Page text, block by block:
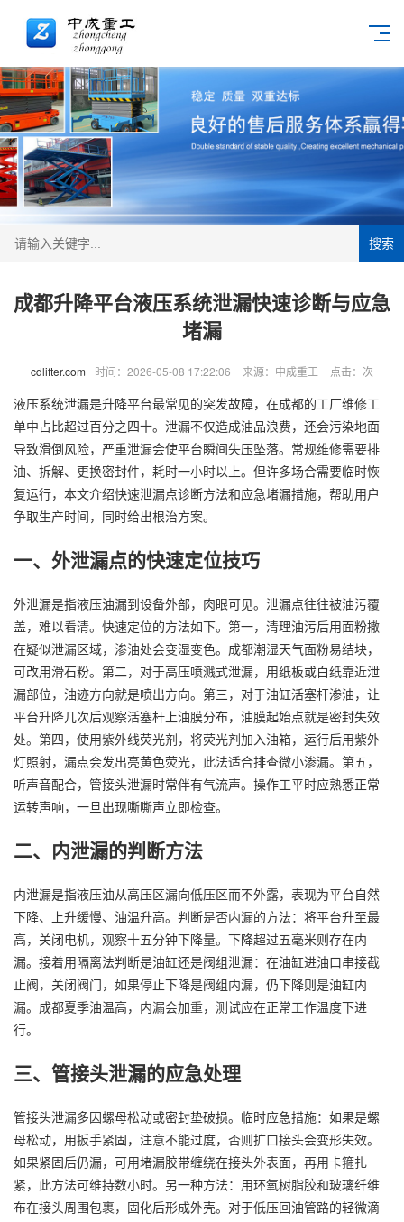
搜索
成都升降平台液压系统泄漏快速诊断与应急
堵漏
cdlifter.com 时间：2026-05-08 17:22:06 来源：中成重工 点击： 次
液压系统泄漏是升降平台最常见的突发故障，在成都的工厂维修工
单中占比超过百分之四十。泄漏不仅造成油品浪费，还会污染地面
导致滑倒风险，严重泄漏会使平台瞬间失压坠落。常规维修需要排
油、拆解、更换密封件，耗时一小时以上。但许多场合需要临时恢
复运行，本文介绍快速泄漏点诊断方法和应急堵漏措施，帮助用户
争取生产时间，同时给出根治方案。
一、外泄漏点的快速定位技巧
外泄漏是指液压油漏到设备外部，肉眼可见。泄漏点往往被油污覆
盖，难以看清。快速定位的方法如下。第一，清理油污后用面粉撒
在疑似泄漏区域，渗油处会变湿变色。成都潮湿天气面粉易结块，
可改用滑石粉。第二，对于高压喷溅式泄漏，用纸板或白纸靠近泄
漏部位，油迹方向就是喷出方向。第三，对于油缸活塞杆渗油，让
平台升降几次后观察活塞杆上油膜分布，油膜起始点就是密封失效
处。第四，使用紫外线荧光剂，将荧光剂加入油箱，运行后用紫外
灯照射，漏点会发出亮黄色荧光，此法适合排查微小渗漏。第五，
听声音配合，管接头泄漏时常伴有气流声。操作工平时应熟悉正常
运转声响，一旦出现嘶嘶声立即检查。
二、内泄漏的判断方法
内泄漏是指液压油从高压区漏向低压区而不外露，表现为平台自然
下降、上升缓慢、油温升高。判断是否内漏的方法：将平台升至最
高，关闭电机，观察十五分钟下降量。下降超过五毫米则存在内
漏。接着用隔离法判断是油缸还是阀组泄漏：在油缸进油口串接截
止阀，关闭阀门，如果停止下降是阀组内漏，仍下降则是油缸内
漏。成都夏季油温高，内漏会加重，测试应在正常工作温度下进
行。
三、管接头泄漏的应急处理
管接头泄漏多因螺母松动或密封垫破损。临时应急措施：如果是螺
母松动，用扳手紧固，注意不能过度，否则扩口接头会变形失效。
如果紧固后仍漏，可用堵漏胶带缠绕在接头外表面，再用卡箍扎
紧，此方法可维持数小时。另一种方法：用环氧树脂胶和玻璃纤维
布在接头周围包裹，固化后形成外壳。对于低压回油管路的轻微滴